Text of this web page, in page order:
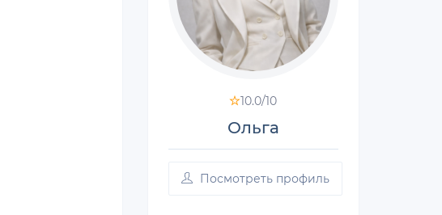
10.0/10
Ольга
Посмотреть профиль